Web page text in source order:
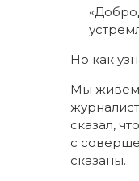
Но как
Мы живем
сказал,
с
сказаны.